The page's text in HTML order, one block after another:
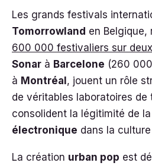
Les grands festivals
Tomorrowland en Belgique,
600 000 festivaliers sur
Sonar à Barcelone (260
à Montréal , jouent un rôle
de véritables laboratoires de
consolident la légitimité de la
électronique dans la
La création urban pop est